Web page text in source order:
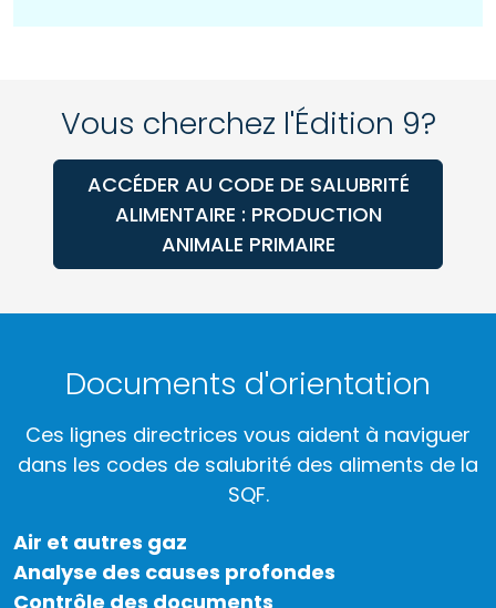
Vous cherchez l'Édition 9?
ACCÉDER AU CODE DE SALUBRITÉ
ALIMENTAIRE : PRODUCTION
ANIMALE PRIMAIRE
Documents d'orientation
Ces lignes directrices vous aident à naviguer
dans les codes de salubrité des aliments de la
SQF.
Air et autres gaz
Analyse des causes profondes
Contrôle des documents